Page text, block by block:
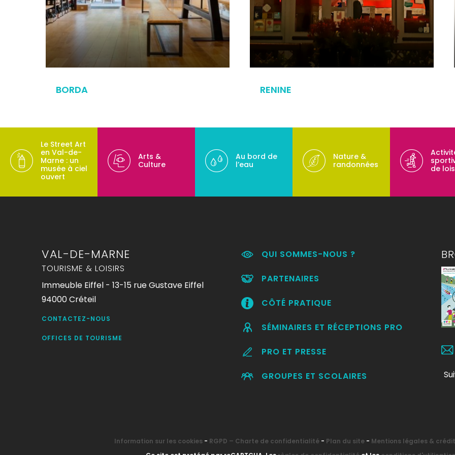
BORDA RENINE
Le Street Art
en Val-de-
Marne : un
musée à ciel
ouvert
Arts &
Culture
Au bord de
l’eau
Nature &
randonnées
de
VAL-DE-MARNE
TOURISME & LOISIRS
Immeuble Eiffel - 13-15 rue Gustave Eiffel
94000 Créteil
CONTACTEZ-NOUS
OFFICES DE TOURISME
QUI SOMMES-NOUS ?
PARTENAIRES
CÔTÉ PRATIQUE
SÉMINAIRES ET RÉCEPTIONS PRO
PRO ET PRESSE
GROUPES ET SCOLAIRES
Information sur les cookies- RGPD – Charte de confidentialité- Plan du site- Mentions légales &